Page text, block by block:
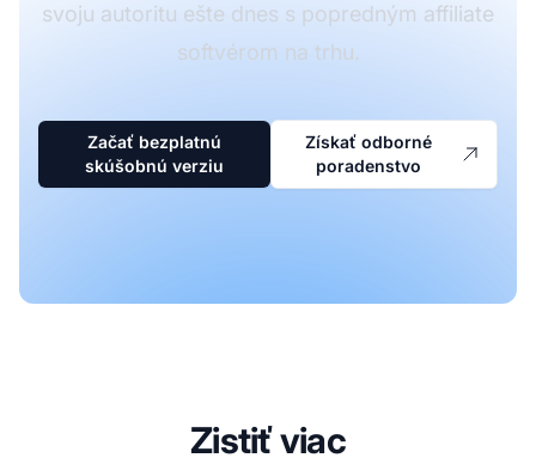
svoju autoritu ešte dnes s popredným affiliate
softvérom na trhu.
Začať bezplatnú
skúšobnú verziu
Získať odborné
poradenstvo
Zistiť viac